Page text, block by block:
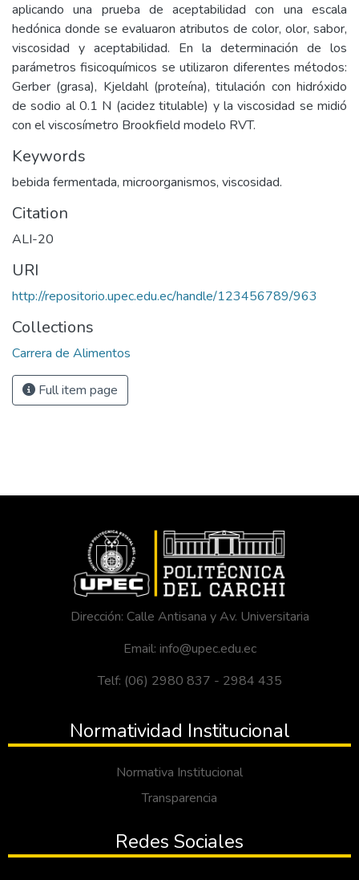
aplicando una prueba de aceptabilidad con una escala
hedónica donde se evaluaron atributos de color, olor, sabor,
viscosidad y aceptabilidad. En la determinación de los
parámetros fisicoquímicos se utilizaron diferentes métodos:
Gerber (grasa), Kjeldahl (proteína), titulación con hidróxido
de sodio al 0.1 N (acidez titulable) y la viscosidad se midió
con el viscosímetro Brookfield modelo RVT.
Keywords
bebida fermentada, microorganismos, viscosidad.
Citation
ALI-20
URI
http://repositorio.upec.edu.ec/handle/123456789/963
Collections
Carrera de Alimentos
Full item page
Dirección: Calle Antisana y Av. Universitaria
Email: info@upec.edu.ec
Telf: (06) 2980 837 - 2984 435
Normatividad Institucional
Normativa Institucional
Transparencia
Redes Sociales